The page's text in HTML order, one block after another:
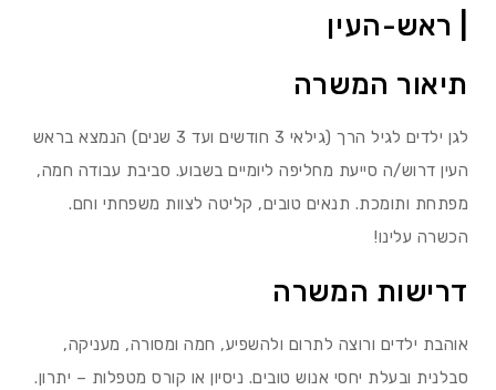
| ראש-העין
תיאור המשרה
לגן ילדים לגיל הרך (גילאי 3 חודשים ועד 3 שנים) הנמצא בראש
העין דרוש/ה סייעת מחליפה ליומיים בשבוע. סביבת עבודה חמה,
מפתחת ותומכת. תנאים טובים, קליטה לצוות משפחתי וחם.
הכשרה עלינו!
דרישות המשרה
אוהבת ילדים ורוצה לתרום ולהשפיע, חמה ומסורה, מעניקה,
סבלנית ובעלת יחסי אנוש טובים. ניסיון או קורס מטפלות – יתרון.